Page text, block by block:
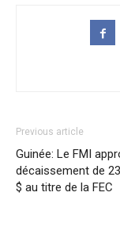
Previous article
Guinée: Le FMI
décaissement de
$ au titre de la FEC